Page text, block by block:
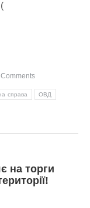
справа ОВД
на торги